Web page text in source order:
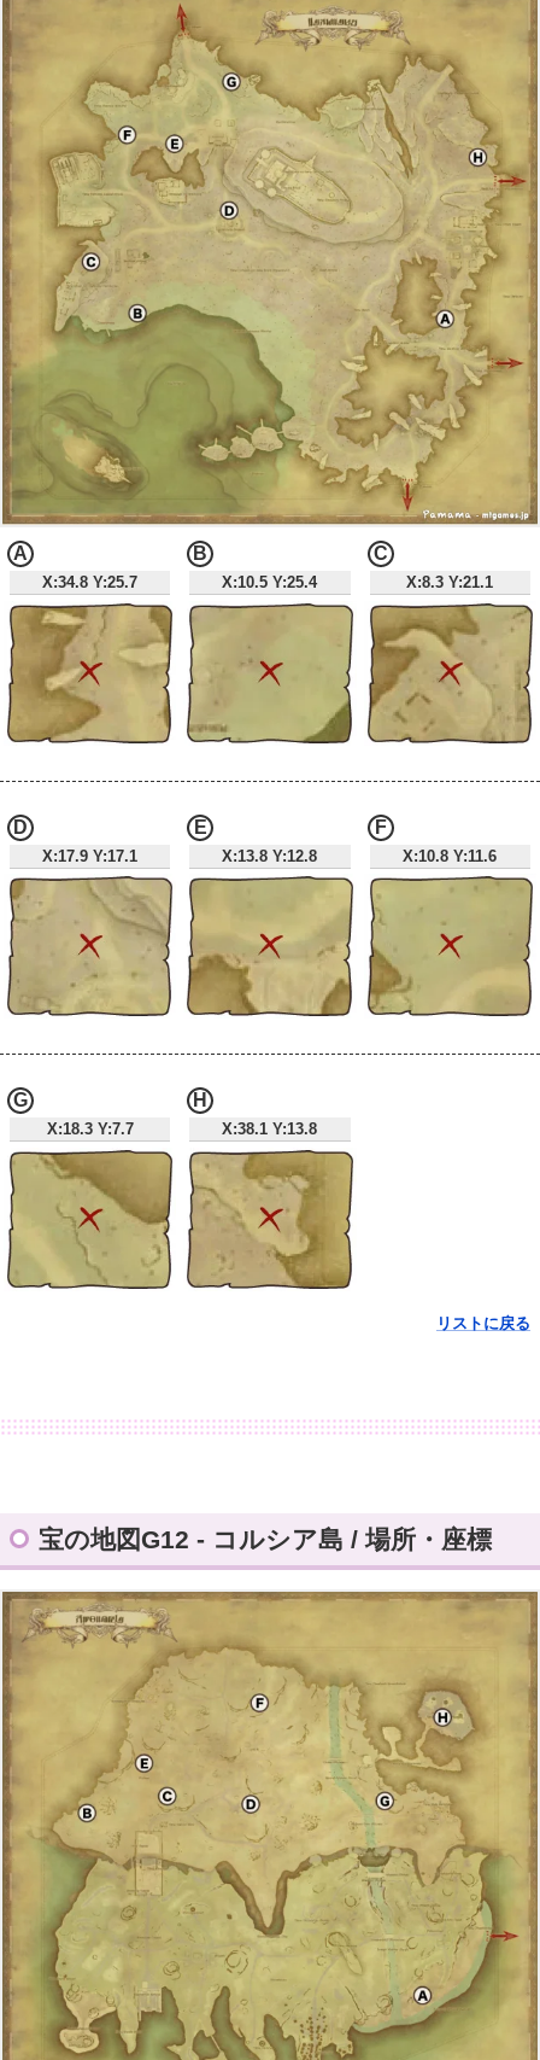
X:34.8 Y:25.7
A
X:10.5 Y:25.4
B
X:8.3 Y:21.1
C
X:17.9 Y:17.1
D
X:13.8 Y:12.8
E
X:10.8 Y:11.6
F
X:18.3 Y:7.7
G
X:38.1 Y:13.8
H
リストに戻る
宝の地図G12 - コルシア島 / 場所・座標